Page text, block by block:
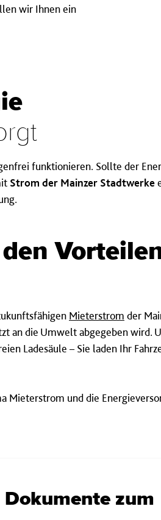
wir Ihnen ein
funktionieren. Sollte der
Strom der Mainzer Stadtwerke
Mieterstrom der
an die Umwelt abgegeben wird.
Ladesäule – Sie laden Ihr
Mieterstrom und die
zum